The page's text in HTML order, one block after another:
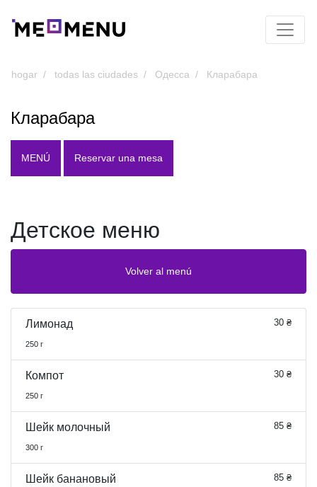
hogar todas las ciudades Одесса Кларабара
Кларабара
MENÚ Reservar una mesa
Детское меню
Лимонад 30 ₴
250 г
Компот 30 ₴
250 г
Шейк молочный 85 ₴
300 г
Шейк банановый 85 ₴
Volver al menú